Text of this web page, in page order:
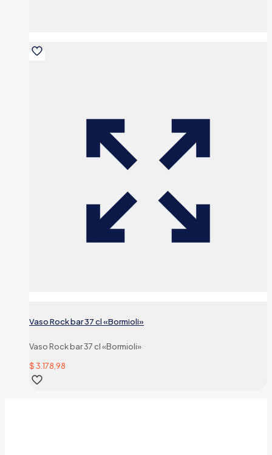
Vaso Rock bar 37 cl «Bormioli»
Vaso Rock bar 37 cl «Bormioli»
$3.178,98